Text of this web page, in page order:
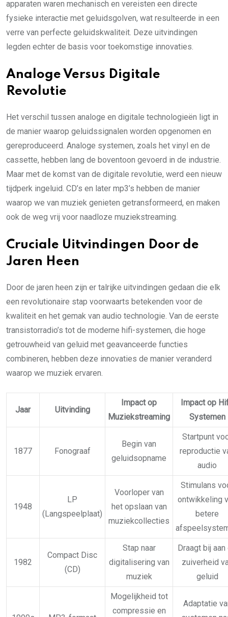
apparaten waren mechanisch en vereisten een directe
fysieke interactie met geluidsgolven, wat resulteerde in een
verre van perfecte geluidskwaliteit. Deze uitvindingen
legden echter de basis voor toekomstige innovaties.
Analoge Versus Digitale
Revolutie
Het verschil tussen analoge en digitale technologieën ligt in
de manier waarop geluidssignalen worden opgenomen en
gereproduceerd. Analoge systemen, zoals het vinyl en de
cassette, hebben lang de boventoon gevoerd in de industrie.
Maar met de komst van de digitale revolutie, werd een nieuw
tijdperk ingeluid. CD’s en later mp3’s hebben de manier
waarop we van muziek genieten getransformeerd, en maken
ook de weg vrij voor naadloze muziekstreaming.
Cruciale Uitvindingen Door de
Jaren Heen
Door de jaren heen zijn er talrijke uitvindingen gedaan die elk
een revolutionaire stap voorwaarts betekenden voor de
kwaliteit en het gemak van audio technologie. Van de eerste
transistorradio’s tot de moderne hifi-systemen, die hoge
getrouwheid van geluid met geavanceerde functies
combineren, hebben deze innovaties de manier veranderd
waarop we muziek ervaren.
Jaar Uitvinding
Impact op
Muziekstreaming
Impact op
Systemen
1877 Fonograaf
Begin van
geluidsopname
Startpunt
reproductie
audio
1948
LP
(Langspeelplaat)
Voorloper van
het opslaan van
muziekcollecties
Stimulans
ontwikkeling
betere
1982
Compact Disc
(CD)
Stap naar
digitalisering van
muziek
Draagt bij aan
zuiverheid
geluid
Mogelijkheid tot
compressie en
Adaptatie